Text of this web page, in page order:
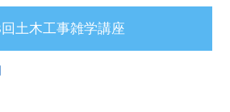
土木工事雑学講座